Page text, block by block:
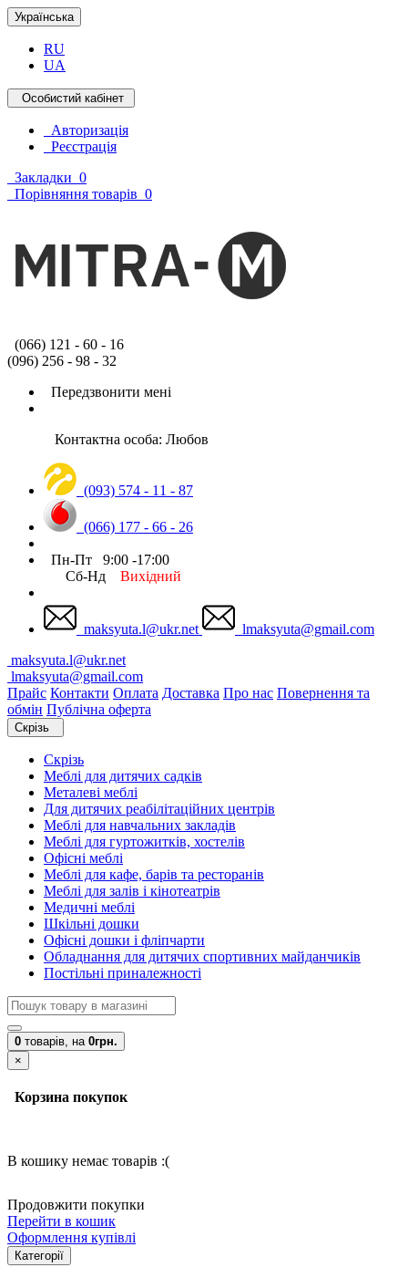
Українська
RU
UA
Особистий кабінет
Авторизація
Реєстрація
Закладки 0
Порівняння товарів 0
(066) 121 - 60 - 16
(096) 256 - 98 - 32
Передзвонити мені
Контактна особа: Любов
(093) 574 - 11 - 87
(066) 177 - 66 - 26
Пн-Пт 9:00 -17:00
Сб-Нд Вихідний
maksyuta.l@ukr.net
lmaksyuta@gmail.com
maksyuta.l@ukr.net
lmaksyuta@gmail.com
Прайс Контакти Оплата Доставка Про нас Повернення та
обмін Публічна оферта
Скрізь
Скрізь
Меблі для дитячих садків
Металеві меблі
Для дитячих реабілітаційних центрів
Меблі для навчальних закладів
Меблі для гуртожитків, хостелів
Офісні меблі
Меблі для кафе, барів та ресторанів
Меблі для залів і кінотеатрів
Медичні меблі
Шкільні дошки
Офісні дошки і фліпчарти
Обладнання для дитячих спортивних майданчиків
Постільні приналежності
0 товарів, на 0грн.
×
Корзина покупок
В кошику немає товарів :(
Продовжити покупки
Перейти в кошик
Оформлення купівлі
Категорії